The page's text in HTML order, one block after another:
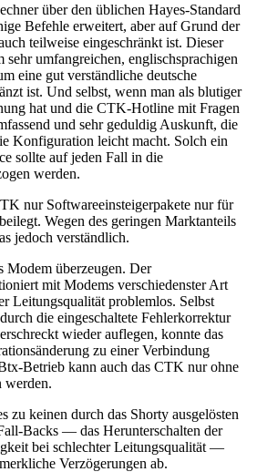
über den üblichen Hayes-Standard
Befehle erweitert, aber auf Grund der
teilweise eingeschränkt ist. Dieser
umfangreichen, englischsprachigen
eine gut verständliche deutsche
ist. Und selbst, wenn man als blutiger
hat und die CTK-Hotline mit Fragen
und sehr geduldig Auskunft, die
Konfiguration leicht macht. Solch ein
sollte auf jeden Fall in die
werden.
nur Softwareeinsteigerpakete nur für
Wegen des geringen Marktanteils
jedoch verständlich.
Modem überzeugen. Der
mit Modems verschiedenster Art
Leitungsqualität problemlos. Selbst
die eingeschaltete Fehlerkorrektur
wieder auflegen, konnte das
zu einer Verbindung
Betrieb kann auch das CTK nur ohne
werden.
zu keinen durch das Shorty ausgelösten
Backs — das Herunterschalten der
bei schlechter Leitungsqualität —
Verzögerungen ab.